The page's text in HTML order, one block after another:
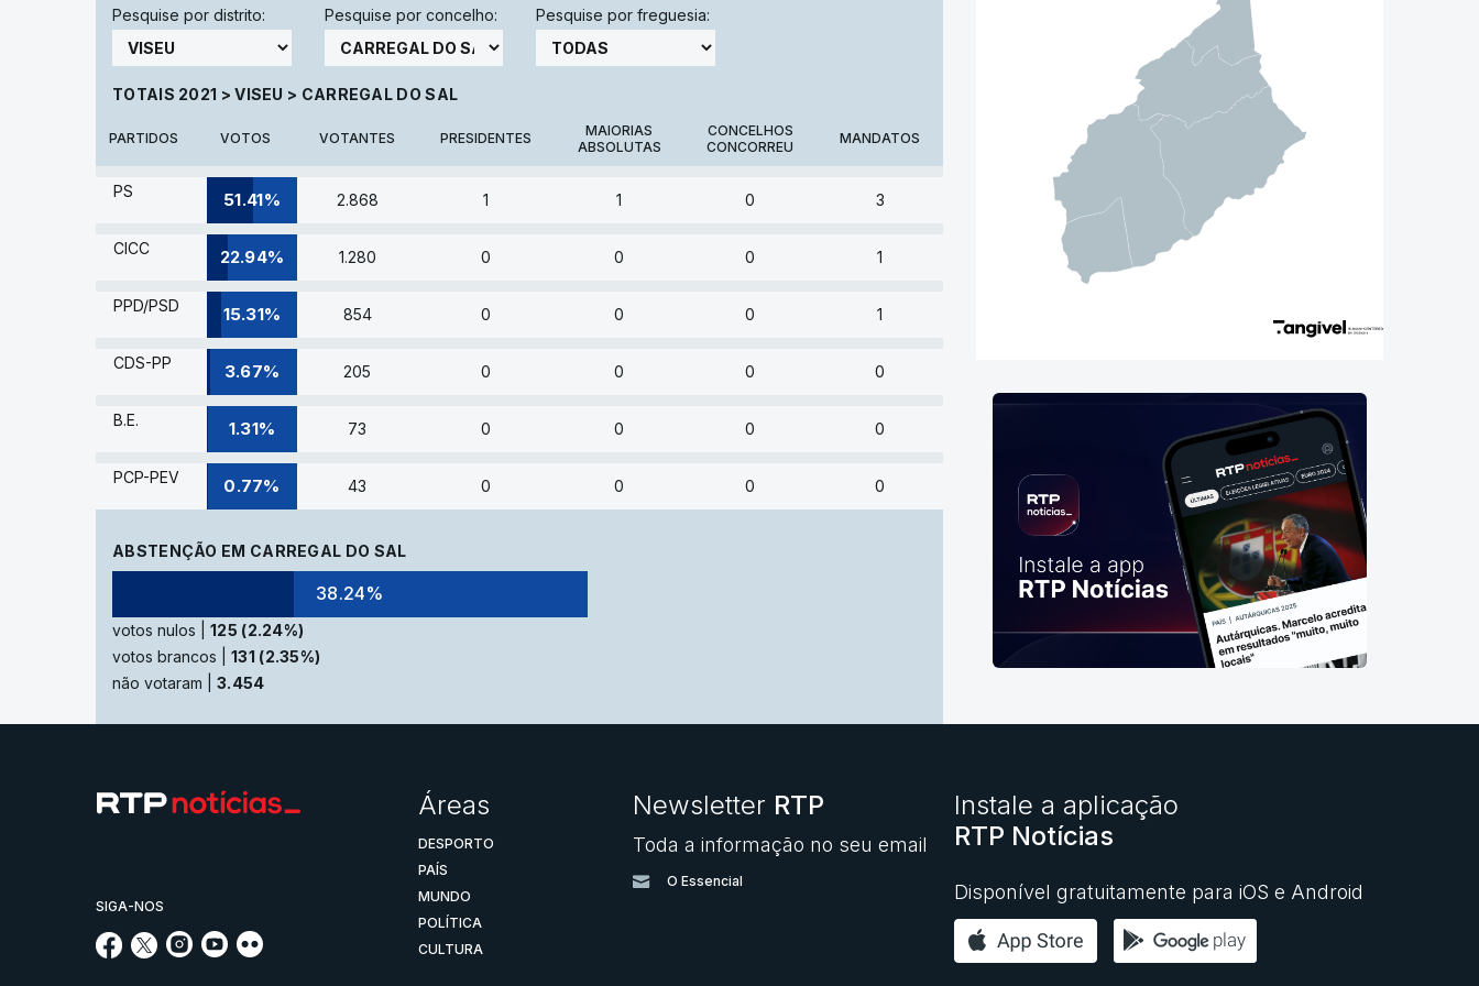
Pesquise por distrito: Pesquise por concelho: Pesquise por freguesia:
TOTAIS 2021 > VISEU > CARREGAL DO SAL
PARTIDOS VOTOS VOTANTES PRESIDENTES
MAIORIAS
ABSOLUTAS
CONCELHOS
CONCORREU
MANDATOS
PS 51.41% 2.868 1 1 0 3
CICC 22.94% 1.280 0 0 0 1
PPD/PSD 15.31% 854 0 0 0 1
CDS-PP 3.67% 205 0 0 0 0
B.E. 1.31% 73 0 0 0 0
PCP-PEV 0.77% 43 0 0 0 0
ABSTENÇÃO EM CARREGAL DO SAL
38.24%
votos nulos | 125 (2.24%)
votos brancos | 131 (2.35%)
não votaram | 3.454
SIGA-NOS
Áreas
DESPORTO
PAÍS
MUNDO
POLÍTICA
CULTURA
Newsletter RTP
Toda a informação no seu email
O Essencial
Instale a aplicação
RTP Notícias
Disponível gratuitamente para iOS e Android